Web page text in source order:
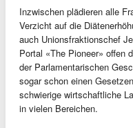
Inzwischen plädieren alle
Verzicht auf die
auch Unionsfraktionschef
Portal «The Pioneer» offen
der Parlamentarischen
sogar schon einen
schwierige wirtschaftliche
in vielen Bereichen.